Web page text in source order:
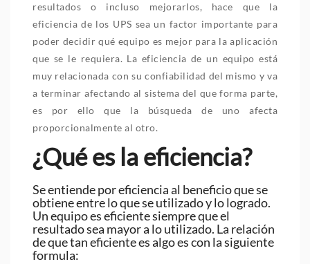
resultados o incluso mejorarlos, hace que la
eficiencia de los UPS sea un factor importante para
poder decidir qué equipo es mejor para la aplicación
que se le requiera. La eficiencia de un equipo está
muy relacionada con su confiabilidad del mismo y va
a terminar afectando al sistema del que forma parte,
es por ello que la búsqueda de uno afecta
proporcionalmente al otro.
¿Qué es la eficiencia?
Se entiende por eficiencia al beneficio que se
obtiene entre lo que se utilizado y lo logrado.
Un equipo es eficiente siempre que el
resultado sea mayor a lo utilizado. La relación
de que tan eficiente es algo es con la siguiente
formula: